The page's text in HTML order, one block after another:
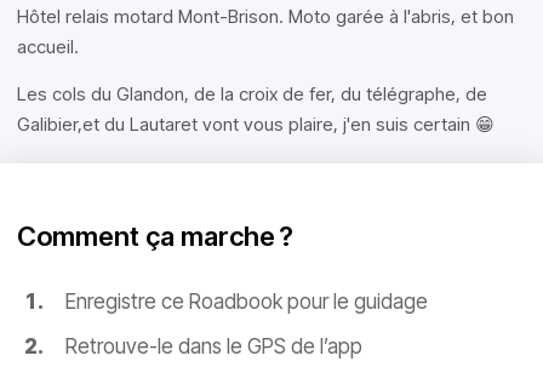
Hôtel relais motard Mont-Brison. Moto garée à l'abris, et bon
accueil.
Les cols du Glandon, de la croix de fer, du télégraphe, de
Galibier,et du Lautaret vont vous plaire, j'en suis certain 😁
Comment ça marche ?
Enregistre ce Roadbook pour le guidage
Retrouve-le dans le GPS de l’app